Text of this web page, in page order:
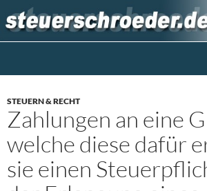
Inhalt
springen
STEUERN & RECHT
Zahlungen an eine
welche diese dafür
sie einen